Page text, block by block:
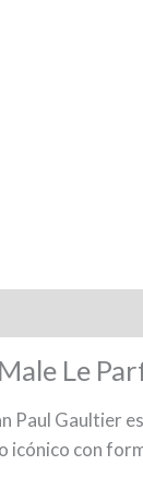
Le
Paul Gaultier
icónico con